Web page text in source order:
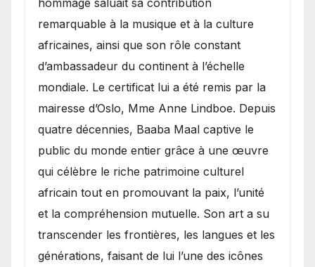
remarquable à la musique et à la culture
africaines, ainsi que son rôle constant
d’ambassadeur du continent à l’échelle
mondiale. Le certificat lui a été remis par la
mairesse d’Oslo, Mme Anne Lindboe. Depuis
quatre décennies, Baaba Maal captive le
public du monde entier grâce à une œuvre
qui célèbre le riche patrimoine culturel
africain tout en promouvant la paix, l’unité
et la compréhension mutuelle. Son art a su
transcender les frontières, les langues et les
générations, faisant de lui l’une des icônes